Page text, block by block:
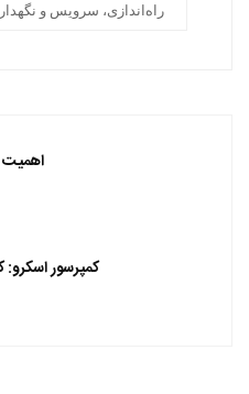
راه‌اندازی، سرویس و
اهمیت
کمپرسور اسکرو: